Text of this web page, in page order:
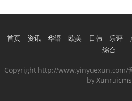
首页 资讯 华语 欧美 日韩 乐评
综合
Copyright http://www.yinyuexun.com/
by Xunruicms